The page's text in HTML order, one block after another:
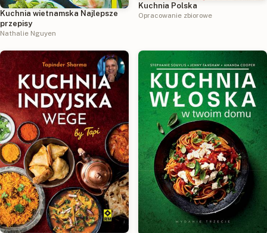
Kuchnia wietnamska Najlepsze
przepisy
Nathalie Nguyen
Kuchnia Polska
Opracowanie zbiorowe